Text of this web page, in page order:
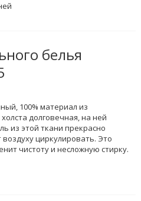
белья
100% материал из
долговечная, на ней
из этой ткани прекрасно
циркулировать. Это
чистоту и несложную стирку.